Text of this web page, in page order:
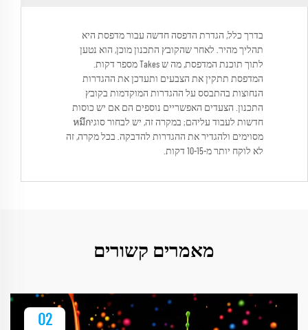
בדרך כלל, הגדרת הדפסה חדשה עבור מדפסת היא
תהליך מהיר. לאחר שהקובץ התכנון מוכן, הוא נטען
לתוך תוכנת המדפסת, מה ש Takes מספר דקות.
המדפסת תתקין את הצבעים ותעדכן את ההגדרות
הנחוצות בהתבסס על ההגדרות המוקדמות בקובץ
התכנון. הצעדים האפשריים נוספים הם אם יש כוסות
חדשות לעבוד עליהם; במקרה זה, יש לבחור סוגיหมึก
מסוימים ולהגדיר את ההגדרות להדבקה. בכל מקרה, זה
לא לוקח יותר מ-10-15 דקות.
מאמרים קשורים
02